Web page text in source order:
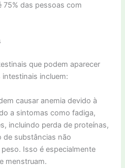
das pessoas com
que podem aparecer
incluem:
causar anemia devido à
a sintomas como fadiga,
incluindo perda de proteínas,
de substâncias não
Isso é especialmente
menstruam.